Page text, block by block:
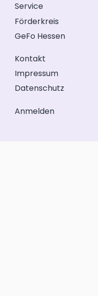
Service
Förderkreis
GeFo Hessen
Kontakt
Impressum
Datenschutz
Anmelden